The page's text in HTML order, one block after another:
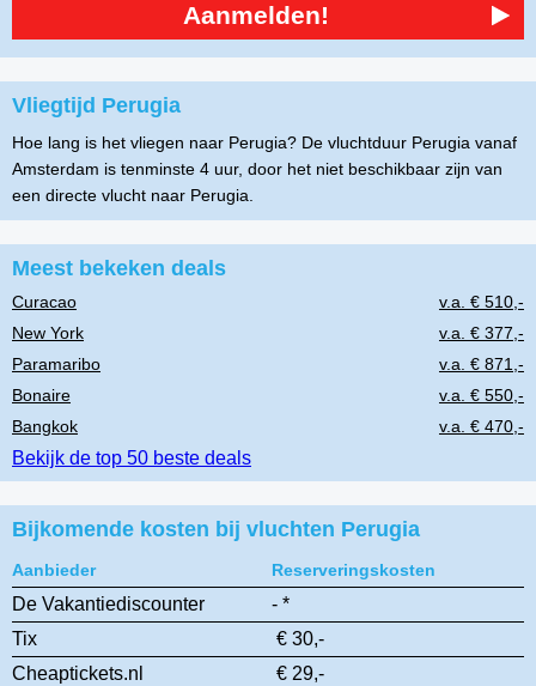
Aanmelden!
Vliegtijd Perugia
Hoe lang is het vliegen naar Perugia? De vluchtduur Perugia vanaf
Amsterdam is tenminste 4 uur, door het niet beschikbaar zijn van
een directe vlucht naar Perugia.
Meest bekeken deals
Curacao
v.a. € 510,-
New York
v.a. € 377,-
Paramaribo
v.a. € 871,-
Bonaire
v.a. € 550,-
Bangkok
v.a. € 470,-
Bekijk de top 50 beste deals
Bijkomende kosten bij vluchten Perugia
Aanbieder Reserveringskosten
De Vakantiediscounter
- *
Tix
€ 30,-
Cheaptickets.nl
€ 29,-